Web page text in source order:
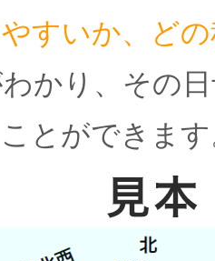
すいか、ど
かり、その
とができま